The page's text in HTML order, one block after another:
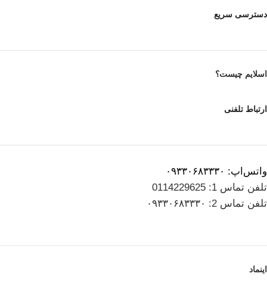
دسترسی سریع
اسلایم چیست؟
ارتباط تلفنی
واتس‌اپ: ۰۹۳۳۰۶۸۳۳۳۰
تلفن تماس 1: 0114229625
تلفن تماس 2: ۰۹۳۳۰۶۸۳۳۳۰
اینماد